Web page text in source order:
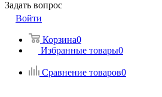
Задать вопрос
Войти
Корзина0
Избранные товары0
Сравнение товаров0